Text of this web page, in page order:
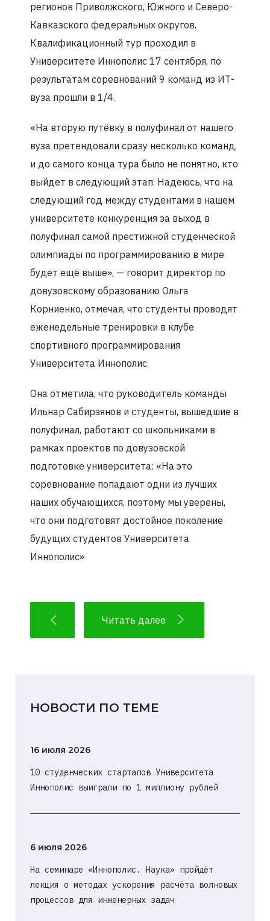
регионов Приволжского, Южного и Северо-
Кавказского федеральных округов.
Квалификационный тур проходил в
Университете Иннополис 17 сентября, по
результатам соревнований 9 команд из ИТ-
вуза прошли в 1/4.
«На вторую путёвку в полуфинал от нашего
вуза претендовали сразу несколько команд,
и до самого конца тура было не понятно, кто
выйдет в следующий этап. Надеюсь, что на
следующий год между студентами в нашем
университете конкуренция за выход в
полуфинал самой престижной студенческой
олимпиады по программированию в мире
будет ещё выше», — говорит директор по
довузовскому образованию Ольга
Корниенко, отмечая, что студенты проводят
еженедельные тренировки в клубе
спортивного программирования
Университета Иннополис.
Она отметила, что руководитель команды
Ильнар Сабирзянов и студенты, вышедшие в
полуфинал, работают со школьниками в
рамках проектов по довузовской
подготовке университета: «На это
соревнование попадают одни из лучших
наших обучающихся, поэтому мы уверены,
что они подготовят достойное поколение
будущих студентов Университета
Иннополис»
Читать далее
НОВОСТИ ПО ТЕМЕ
16 июля 2026
10 студенческих стартапов Университета
Иннополис выиграли по 1 миллиону рублей
6 июля 2026
На семинаре «Иннополис. Наука» пройдёт
лекция о методах ускорения расчёта волновых
процессов для инженерных задач